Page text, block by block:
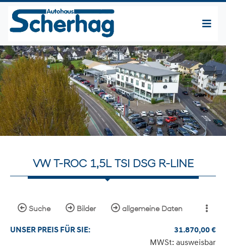
VW T-ROC 1,5L TSI DSG R-LINE
Suche Bilder allgemeine Daten
UNSER PREIS FÜR SIE: 31.870,00€
MWSt: ausweisbar